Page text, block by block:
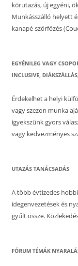
körutazás, új egyéni,
Munkásszálló helyett
kanapé-szörfözés
EGYÉNILEG VAGY
INCLUSIVE,
Érdekelhet a helyi
vagy szezon munka
igyekszünk gyors
vagy kedvezményes
UTAZÁS TANÁCSADÁS
A több évtizedes
idegenvezetések és
gyűlt össze.
FÓRUM TÉMÁK